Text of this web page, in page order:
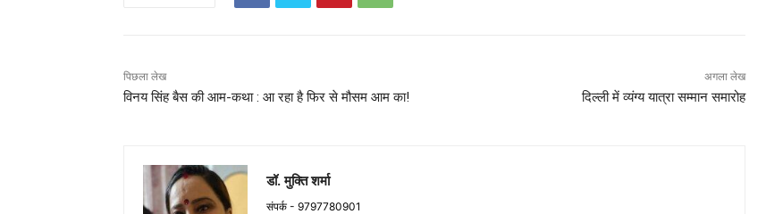
पिछला लेख
विनय सिंह बैस की आम-कथा : आ रहा है फिर से मौसम आम का!
अगला लेख
दिल्ली में व्यंग्य यात्रा सम्मान समारोह
डॉ. मुक्ति शर्मा
संपर्क - 9797780901